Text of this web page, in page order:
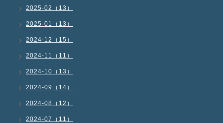
2025-02（13）
2025-01（13）
2024-12（15）
2024-11（11）
2024-10（13）
2024-09（14）
2024-08（12）
2024-07（11）